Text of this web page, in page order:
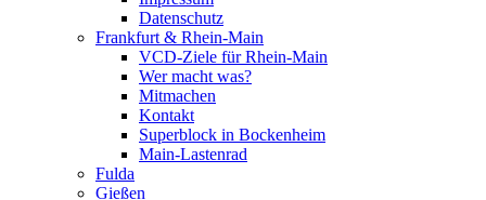
Datenschutz
Frankfurt & Rhein-Main
VCD-Ziele für Rhein-Main
Wer macht was?
Mitmachen
Kontakt
Superblock in Bockenheim
Main-Lastenrad
Fulda
Gießen